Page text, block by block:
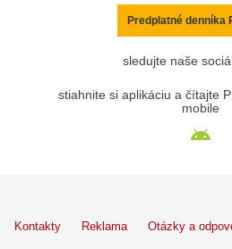
Predplatné denníka
sledujte naše
stiahnite si aplikáciu a čítajte
mobile
Kontakty Reklama Otázky a